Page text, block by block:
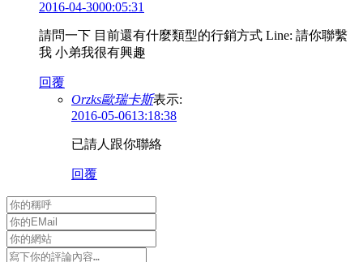
2016-04-3000:05:31
請問一下 目前還有什麼類型的行銷方式 Line: 請你聯繫
我 小弟我很有興趣
回覆
Orzks歐瑞卡斯表示:
2016-05-0613:18:38
已請人跟你聯絡
回覆